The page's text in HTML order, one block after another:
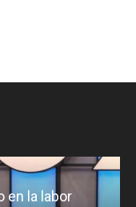
en la labor